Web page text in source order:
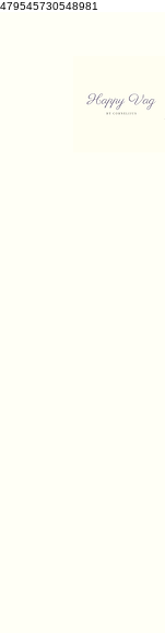
479545730548981